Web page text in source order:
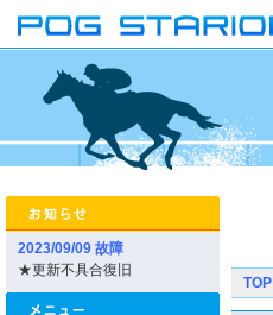
2023/09/09 故障
★更新不具合復旧
TOP